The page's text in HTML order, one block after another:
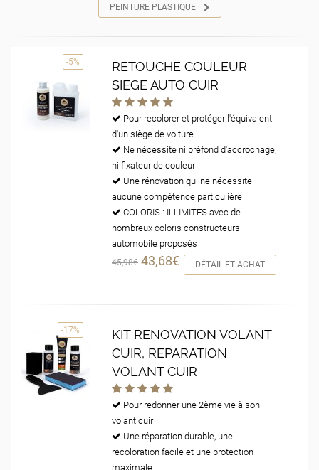
PEINTURE PLASTIQUE
-5%
RETOUCHE COULEUR
SIEGE AUTO CUIR
Pour recolorer et protéger l'équivalent
d'un siège de voiture
Ne nécessite ni préfond d'accrochage,
ni fixateur de couleur
Une rénovation qui ne nécessite
aucune compétence particulière
COLORIS : ILLIMITES avec de
nombreux coloris constructeurs
automobile proposés
45,98€ 43,68€ DÉTAIL ET ACHAT
-17%
KIT RENOVATION VOLANT
CUIR, REPARATION
VOLANT CUIR
Pour redonner une 2ème vie à son
volant cuir
Une réparation durable, une
recoloration facile et une protection
maximale